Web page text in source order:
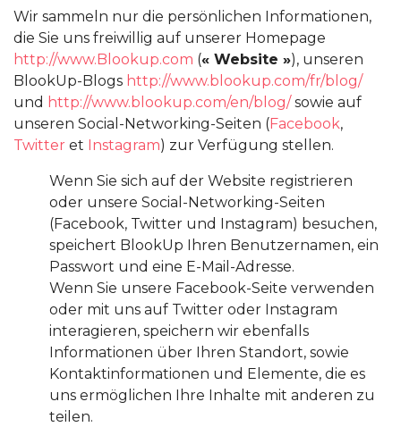
Wir sammeln nur die persönlichen Informationen,
die Sie uns freiwillig auf unserer Homepage
http://www.Blookup.com (« Website »), unseren
BlookUp-Blogs http://www.blookup.com/fr/blog/
und http://www.blookup.com/en/blog/ sowie auf
unseren Social-Networking-Seiten (Facebook,
Twitter et Instagram) zur Verfügung stellen.
Wenn Sie sich auf der Website registrieren
oder unsere Social-Networking-Seiten
(Facebook, Twitter und Instagram) besuchen,
speichert BlookUp Ihren Benutzernamen, ein
Passwort und eine E-Mail-Adresse.
Wenn Sie unsere Facebook-Seite verwenden
oder mit uns auf Twitter oder Instagram
interagieren, speichern wir ebenfalls
Informationen über Ihren Standort, sowie
Kontaktinformationen und Elemente, die es
uns ermöglichen Ihre Inhalte mit anderen zu
teilen.